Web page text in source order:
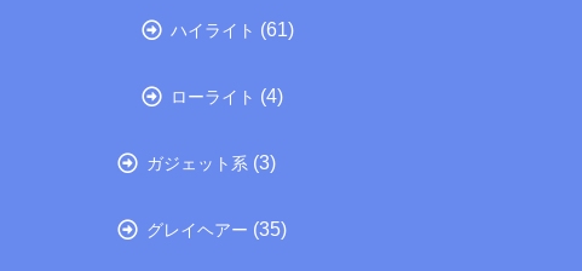
ハイライト (61)
ローライト (4)
ガジェット系 (3)
グレイヘアー (35)